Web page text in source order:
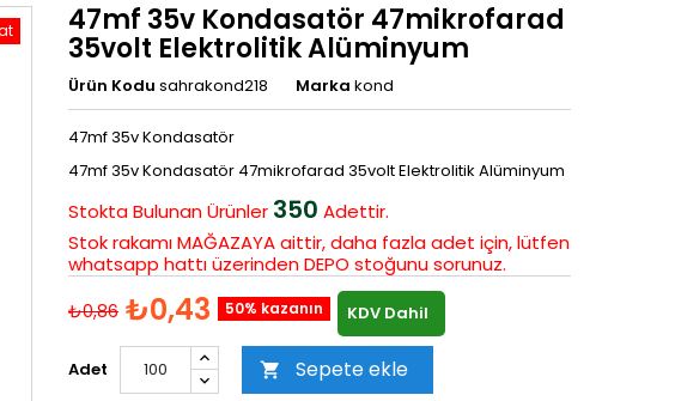
47mf 35v Kondasatör 47mikrofarad
35volt Elektrolitik Alüminyum
Ürün Kodu sahrakond218 Marka kond
47mf 35v Kondasatör
47mf 35v Kondasatör 47mikrofarad 35volt Elektrolitik Alüminyum
Stokta BulunanÜrünler 350 Adettir.
Stok rakamı MAĞAZAYA aittir, daha fazla adet için, lütfen
whatsapp hattı üzerinden DEPO stoğunu sorunuz.
₺0,86 ₺0,43 50% kazanın KDV Dahil
Adet  Sepete ekle